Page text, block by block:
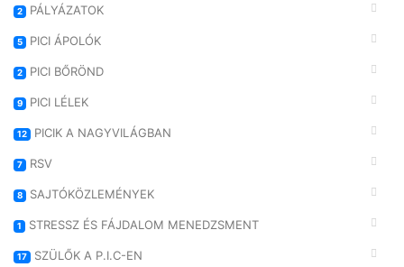
2 PÁLYÁZATOK
5 PICI ÁPOLÓK
2 PICI BŐRÖND
9 PICI LÉLEK
12 PICIK A NAGYVILÁGBAN
7 RSV
8 SAJTÓKÖZLEMÉNYEK
1 STRESSZ ÉS FÁJDALOM MENEDZSMENT
17 SZÜLŐK A P.I.C-EN